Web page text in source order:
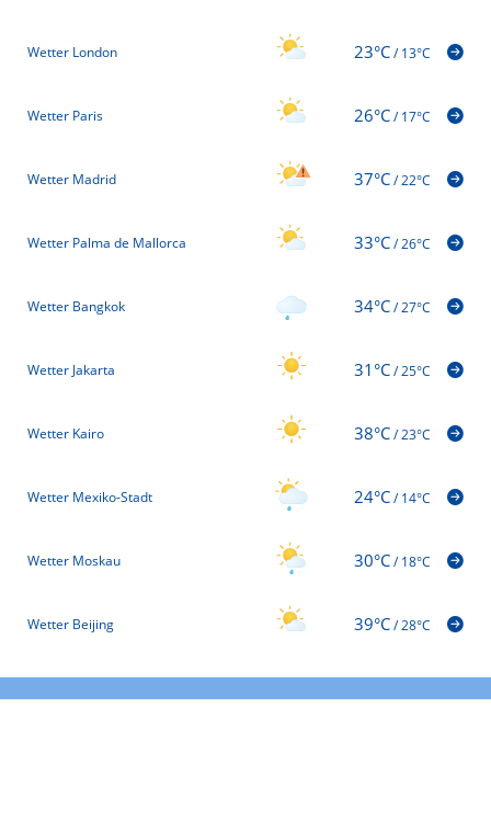
Wetter London 23°C/13°C
Wetter Paris 26°C/17°C
Wetter Madrid 37°C/22°C
Wetter Palma de Mallorca 33°C/26°C
Wetter Bangkok 34°C/27°C
Wetter Jakarta 31°C/25°C
Wetter Kairo 38°C/23°C
Wetter Mexiko-Stadt 24°C/14°C
Wetter Moskau 30°C/18°C
Wetter Beijing 39°C/28°C